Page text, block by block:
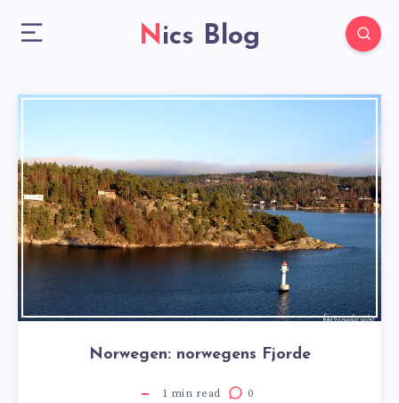
Nics Blog
Norwegen: norwegens Fjorde
1 min read 0